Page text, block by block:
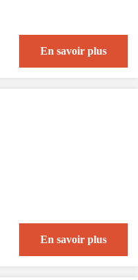
En savoir plus
En savoir plus